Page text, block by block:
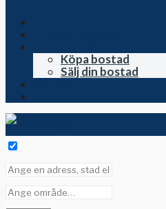
Köpa bostad
Sälj din bostad